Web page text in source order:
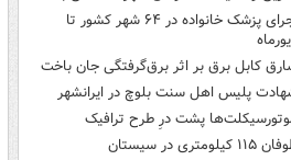
اجرای پزشک خانواده در ۶۴ شهر کشور تا
کابل برق بر اثر برق‌گرفتگی جان باخت
پلیس اهل سنت بلوچ در ایرانشهر
پشت درِ طرح ترافیک
کیلومتری در سیستان